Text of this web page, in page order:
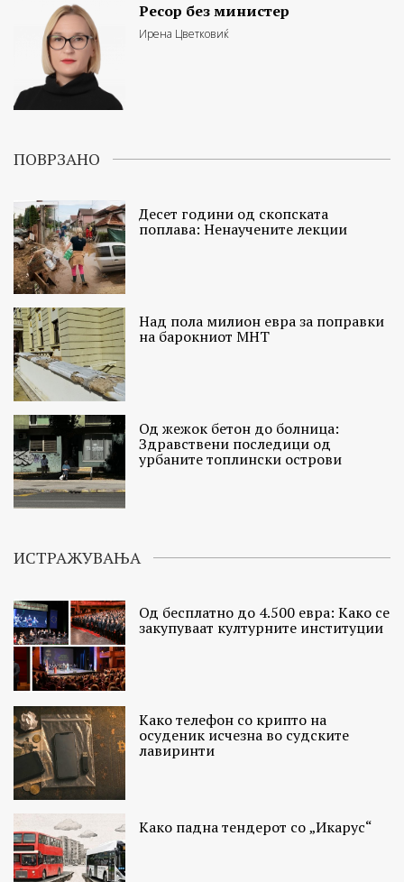
Ресор без министер
Ирена Цветковиќ
ПОВРЗАНО
Десет години од скопската
поплава: Ненаучените лекции
Над пола милион евра за поправки
на барокниот МНТ
Од жежок бетон до болница:
Здравствени последици од
урбаните топлински острови
ИСТРАЖУВАЊА
Од бесплатно до 4.500 евра: Како се
закупуваат културните институции
Како телефон со крипто на
осуденик исчезна во судските
лавиринти
Како падна тендерот со „Икарус“